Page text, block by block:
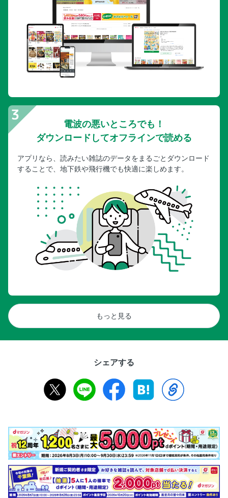
国際通りパーフェクトBOOK／まだまだある！国際通り周辺
のおすすめスポット
美ら島ドライブMAP／沖縄交通＆那覇空港ガイド／
OKINAWAアクティビティガイド
ドライブMAP／沖縄本島全図／沖縄本島周辺
ドライブMAP／南部・那覇空港周辺
ドライブMAP／中部／宮城海岸・美浜アメリカンビレッジ
ドライブMAP／西海岸リゾート／仲泊周辺
ドライブMAP／沖縄美ら海水族館・古宇利島周辺／渡久地港
沖縄交通・那覇空港ガイド／全国から沖縄へ／沖縄での動き
方
沖縄交通・那覇空港ガイド／那覇空港の活用法
アクティビティガイド／OKINAWAアクティビティガイド／
マリンアクティビティ
アクティビティガイド／ライド系アクティビティ／スカイア
クティビティ
アクティビティガイド／アクティビティ SHOP LIST
電波の悪いところでも！
ダウンロードしてオフラインで読める
アプリなら、読みたい雑誌のデータをまるごとダウンロード
することで、地下鉄や飛行機でも快適に楽しめます。
もっと見る
シェアする